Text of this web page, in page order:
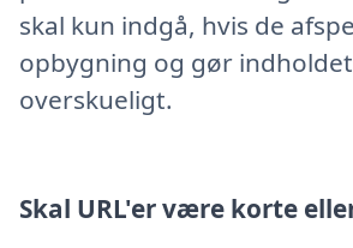
skal kun indgå, hvis de
opbygning og gør
overskueligt.
Skal URL'er være korte